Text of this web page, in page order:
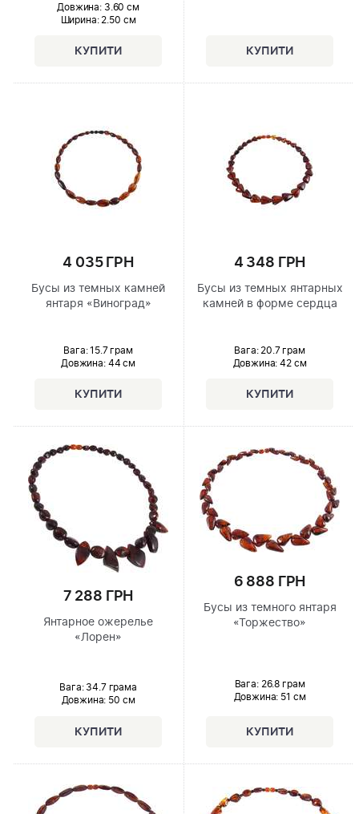
Довжина: 3.60 см
Ширина: 2.50 см
4 035 ГРН
Бусы из темных камней
янтаря «Виноград»
Вага: 15.7 грам
Довжина:44 см
4 348 ГРН
Бусы из темных янтарных
камней в форме сердца
Вага: 20.7 грам
Довжина: 42 см
7 288 ГРН
Янтарное ожерелье
«Лорен»
Вага: 34.7 грама
Довжина: 50 см
6 888 ГРН
Бусы из темного янтаря
«Торжество»
Вага: 26.8 грам
Довжина: 51 см